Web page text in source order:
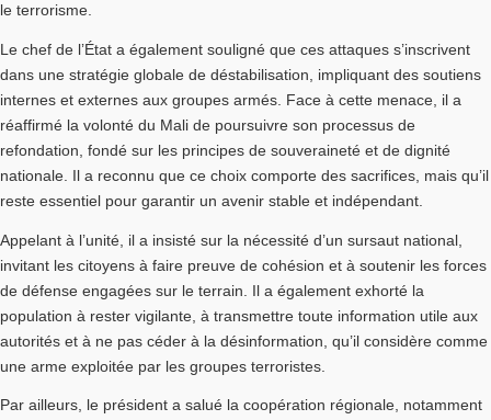
le terrorisme.
Le chef de l’État a également souligné que ces attaques s’inscrivent
dans une stratégie globale de déstabilisation, impliquant des soutiens
internes et externes aux groupes armés. Face à cette menace, il a
réaffirmé la volonté du Mali de poursuivre son processus de
refondation, fondé sur les principes de souveraineté et de dignité
nationale. Il a reconnu que ce choix comporte des sacrifices, mais qu’il
reste essentiel pour garantir un avenir stable et indépendant.
Appelant à l’unité, il a insisté sur la nécessité d’un sursaut national,
invitant les citoyens à faire preuve de cohésion et à soutenir les forces
de défense engagées sur le terrain. Il a également exhorté la
population à rester vigilante, à transmettre toute information utile aux
autorités et à ne pas céder à la désinformation, qu’il considère comme
une arme exploitée par les groupes terroristes.
Par ailleurs, le président a salué la coopération régionale, notamment